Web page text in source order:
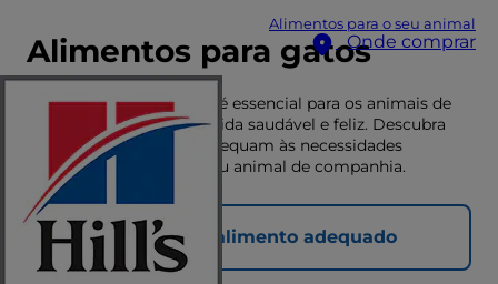
Alimentos para o seu animal
Onde comprar
Alimentos para gatos
Uma nutrição adequada é essencial para os animais de
companhia terem uma vida saudável e feliz. Descubra
aqui que alimentos se adequam às necessidades
nutricionais únicas do seu animal de companhia.
Encontrar o alimento adequado